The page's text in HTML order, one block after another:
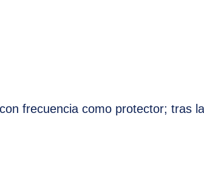
frecuencia como protector; tras